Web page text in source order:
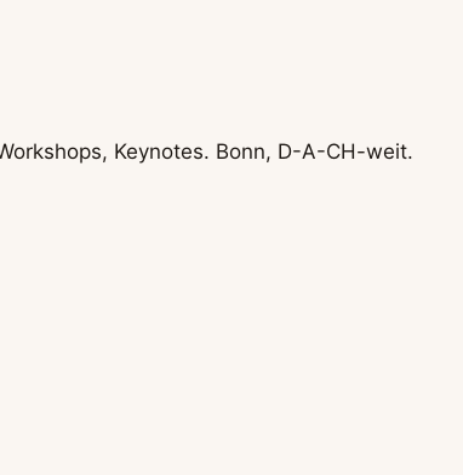
Keynotes. Bonn, D-A-CH-weit.